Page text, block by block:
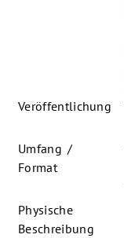
Veröffentlichung
Umfang /
Format
Physische
Beschreibung